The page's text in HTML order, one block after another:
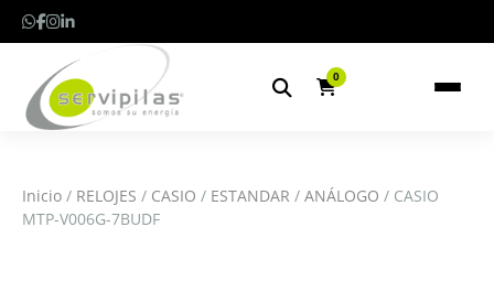
0
Inicio / RELOJES / CASIO / ESTANDAR / ANÁLOGO / CASIO
MTP-V006G-7BUDF